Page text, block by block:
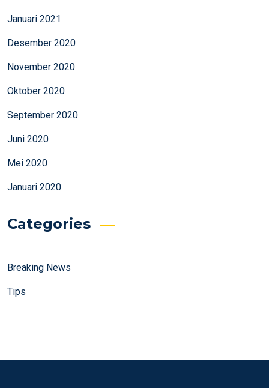
Januari 2021
Desember 2020
November 2020
Oktober 2020
September 2020
Juni 2020
Mei 2020
Januari 2020
Categories
Breaking News
Tips